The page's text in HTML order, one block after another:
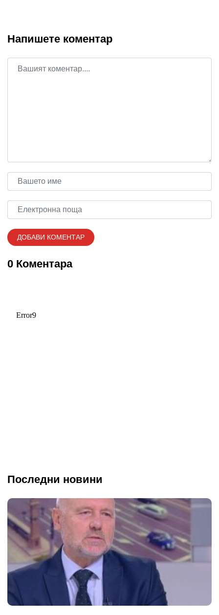
Напишете коментар
0 Коментара
Последни новини